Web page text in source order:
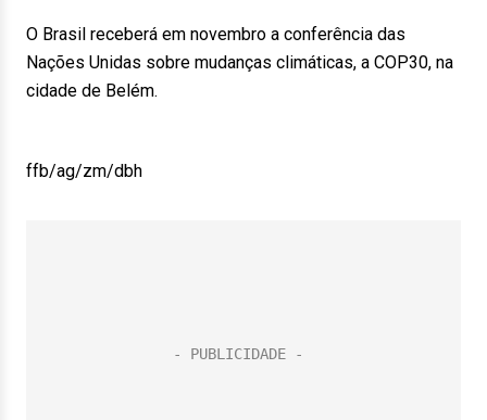
O Brasil receberá em novembro a conferência das
Nações Unidas sobre mudanças climáticas, a COP30, na
cidade de Belém.
ffb/ag/zm/dbh